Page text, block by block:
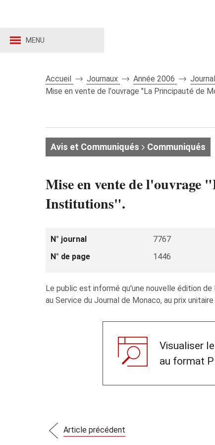
MENU
Accueil Journaux Année 2006
Mise en vente de l'ouvrage "La Principauté de
Avis et Communiqués Communiqués
Mise en vente de l'ouvrage
Institutions".
N° journal 7767
N° de page
1446
Le public est informé qu'une nouvelle édition
au Service du Journal de Monaco, au prix unitaire
Visualiser
au format
Article précédent